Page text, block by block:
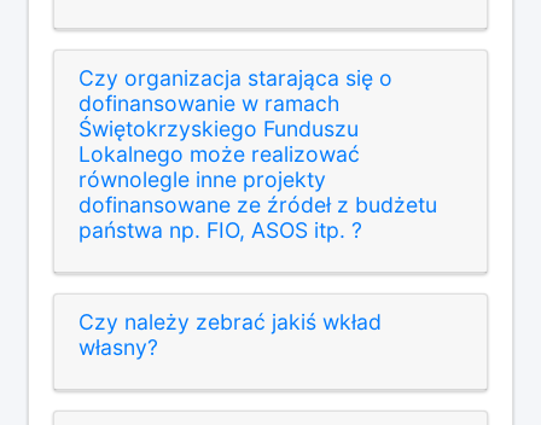
Czy organizacja starająca się o
dofinansowanie w ramach
Świętokrzyskiego Funduszu
Lokalnego może realizować
równolegle inne projekty
dofinansowane ze źródeł z budżetu
państwa np. FIO, ASOS itp. ?
Czy należy zebrać jakiś wkład
własny?